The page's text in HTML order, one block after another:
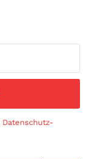
Datenschutz-